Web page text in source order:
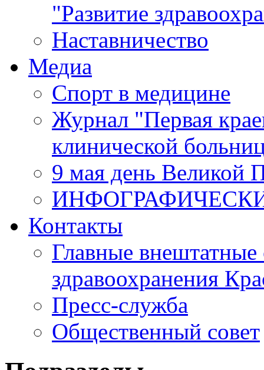
"Развитие
Наставничество
Медиа
Спорт в медицине
Журнал "Первая
клинической
9 мая день Великой
Контакты
Главные внештатные
здравоохранения
Пресс-служба
Общественный совет